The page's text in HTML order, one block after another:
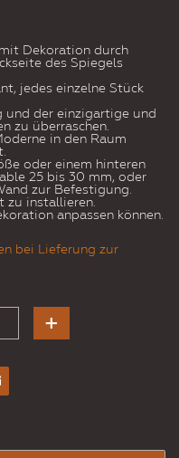
Dekoration durch
des Spiegels
jedes einzelne Stück
und der einzigartige und
zu überraschen.
in den Raum
oder einem hinteren
25 bis 30 mm, oder
zur Befestigung.
zu installieren.
anpassen können.
bei Lieferung zur